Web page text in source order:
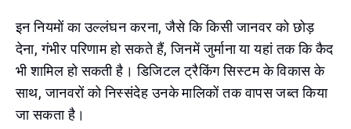
इन नियमों का उल्लंघन करना, जैसे कि किसी जानवर को छोड़
देना, गंभीर परिणाम हो सकते हैं, जिनमें जुर्माना या यहां तक कि कैद
भी शामिल हो सकती है। डिजिटल ट्रैकिंग सिस्टम के विकास के
साथ, जानवरों को निस्संदेह उनके मालिकों तक वापस जब्त किया
जा सकता है।